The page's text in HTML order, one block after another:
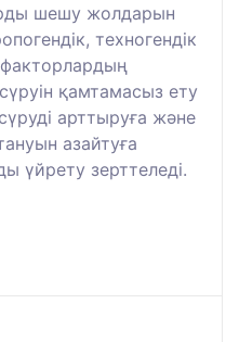
шешу жолдарын
техногендік
қамтамасыз ету
арттыруға және
азайтуға
үйрету зерттеледі.